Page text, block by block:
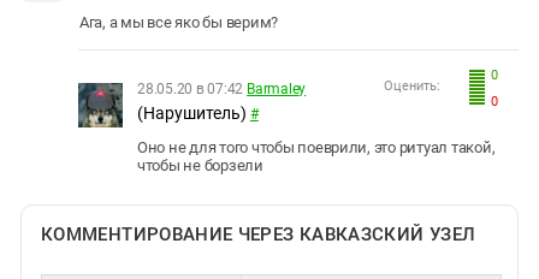
Ага, а мы все яко бы верим?
0
0
Оценить:
28.05.20 в 07:42 Barmaley
(Нарушитель) #
Оно не для того чтобы поеврили, это ритуал такой,
чтобы не борзели
КОММЕНТИРОВАНИЕ ЧЕРЕЗ КАВКАЗСКИЙ УЗЕЛ